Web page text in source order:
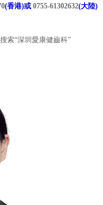
(香港)或 0755-61302632(大陸)
索“深圳愛康健齒科”